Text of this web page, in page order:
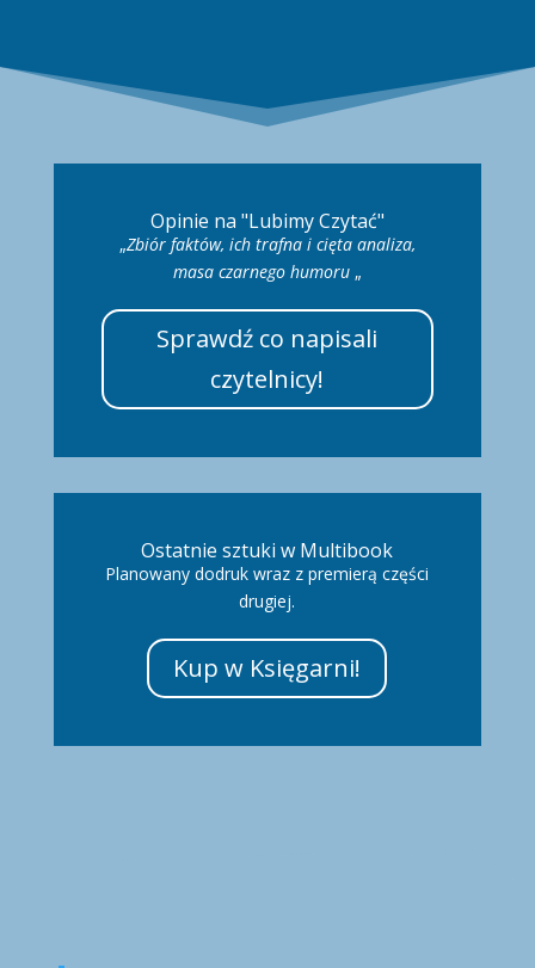
Opinie na "Lubimy Czytać"
„Zbiór faktów, ich trafna i cięta analiza,
masa czarnego humoru „
Sprawdź co napisali
czytelnicy!
Ostatnie sztuki w Multibook
Planowany dodruk wraz z premierą części
drugiej.
Kup w Księgarni!